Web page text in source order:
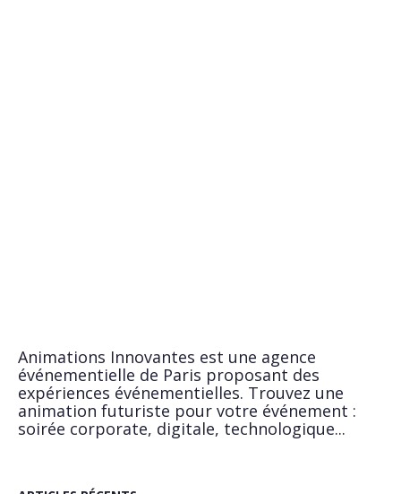
Animations Innovantes est une agence
événementielle de Paris proposant des
expériences événementielles. Trouvez une
animation futuriste pour votre événement :
soirée corporate, digitale, technologique...